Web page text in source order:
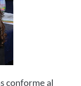
conforme al